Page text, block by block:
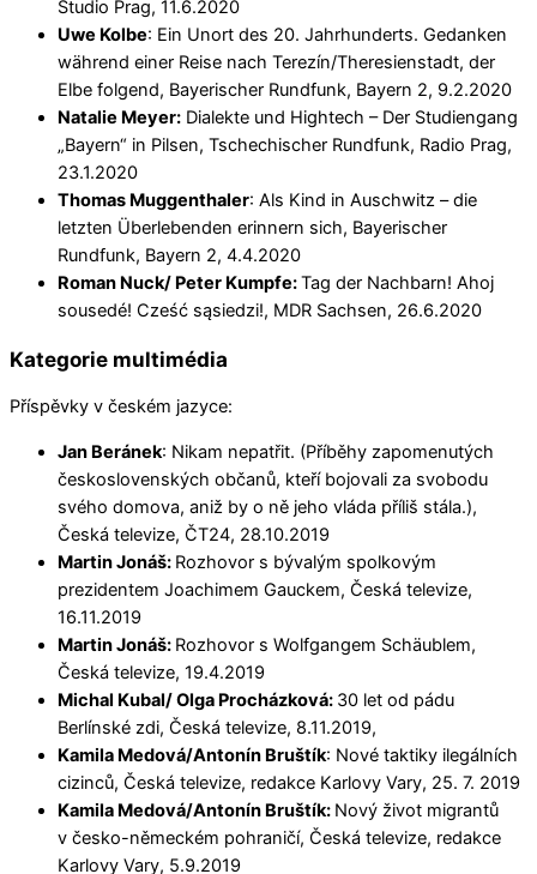
Studio Prag, 11.6.2020
Uwe Kolbe: Ein Unort des 20. Jahrhunderts. Gedanken
während einer Reise nach Terezín/Theresienstadt, der
Elbe folgend, Bayerischer Rundfunk, Bayern 2, 9.2.2020
Natalie Meyer: Dialekte und Hightech – Der Studiengang
„Bayern“ in Pilsen, Tschechischer Rundfunk, Radio Prag,
23.1.2020
Thomas Muggenthaler: Als Kind in Auschwitz – die
letzten Überlebenden erinnern sich, Bayerischer
Rundfunk, Bayern 2, 4.4.2020
Roman Nuck/ Peter Kumpfe:Tag der Nachbarn! Ahoj
sousedé! Cześć sąsiedzi!, MDR Sachsen, 26.6.2020
Kategorie multimédia
Příspěvky v českém jazyce:
Jan Beránek: Nikam nepatřit. (Příběhy zapomenutých
československých občanů, kteří bojovali za svobodu
svého domova, aniž by o ně jeho vláda příliš stála.),
Česká televize, ČT24, 28.10.2019
Martin Jonáš: Rozhovor s bývalým spolkovým
prezidentem Joachimem Gauckem, Česká televize,
16.11.2019
Martin Jonáš: Rozhovor s Wolfgangem Schäublem,
Česká televize, 19.4.2019
Michal Kubal/ Olga Procházková: 30 let od pádu
Berlínské zdi, Česká televize, 8.11.2019,
Kamila Medová/Antonín Bruštík: Nové taktiky ilegálních
cizinců, Česká televize, redakce Karlovy Vary, 25. 7. 2019
Kamila Medová/Antonín Bruštík: Nový život migrantů
v česko-německém pohraničí, Česká televize, redakce
Karlovy Vary, 5.9.2019